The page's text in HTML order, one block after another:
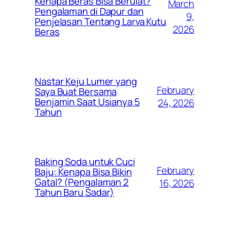
Pengalaman di Dapur dan
Penjelasan Tentang Larva Kutu
Beras
March
9,
2026
Nastar Keju Lumer yang
Saya Buat Bersama
Benjamin Saat Usianya 5
Tahun
February
24, 2026
Baking Soda untuk Cuci
Baju: Kenapa Bisa Bikin
Gatal? (Pengalaman 2
Tahun Baru Sadar)
February
16, 2026